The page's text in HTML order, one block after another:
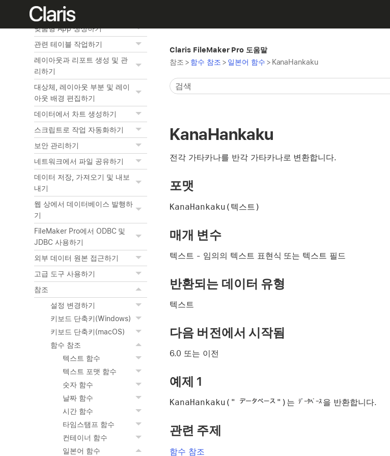
정보 미리보기 및 프린트하기
맞춤형 App 생성하기
관련 테이블 작업하기
레이아웃과 리포트 생성 및 관
리하기
대상체, 레이아웃 부분 및 레이
아웃 배경 편집하기
데이터에서 차트 생성하기
스크립트로 작업 자동화하기
보안 관리하기
네트워크에서 파일 공유하기
데이터 저장, 가져오기 및 내보
내기
웹 상에서 데이터베이스 발행하
기
FileMaker Pro에서 ODBC 및
JDBC 사용하기
외부 데이터 원본 접근하기
고급 도구 사용하기
참조
설정 변경하기
키보드 단축키(Windows)
키보드 단축키(macOS)
함수 참조
텍스트 함수
텍스트 포맷 함수
숫자 함수
날짜 함수
시간 함수
타임스탬프 함수
컨테이너 함수
일본어 함수
Claris FileMaker Pro 도움말
참조 > 함수 참조 > 일본어 함수 > KanaHankaku
KanaHankaku
전각 가타카나를 반각 가타카나로 변환합니다.
포맷
KanaHankaku(텍스트)
매개 변수
텍스트 - 임의의 텍스트 표현식 또는 텍스트 필드
반환되는 데이터 유형
텍스트
다음 버전에서 시작됨
6.0 또는 이전
예제 1
KanaHankaku(" ") 는 을 반환합니다.
관련 주제
함수 참조